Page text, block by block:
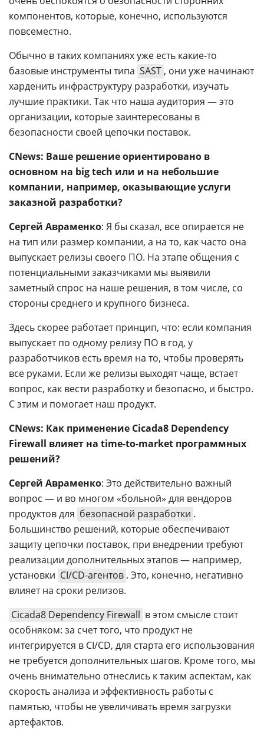
компонентов, которые, конечно, используются
повсеместно.
Обычно в таких компаниях уже есть какие-то
базовые инструменты типа SAST , они уже начинают
харденить инфраструктуру разработки, изучать
лучшие практики. Так что наша аудитория — это
организации, которые заинтересованы в
безопасности своей цепочки поставок.
CNews: Ваше решение ориентировано в
основном на big tech или и на небольшие
компании, например, оказывающие услуги
заказной разработки?
Сергей Авраменко: Я бы сказал, все опирается не
на тип или размер компании, а на то, как часто она
выпускает релизы своего ПО. На этапе общения с
потенциальными заказчиками мы выявили
заметный спрос на наше решения, в том числе, со
стороны среднего и крупного бизнеса.
Здесь скорее работает принцип, что: если компания
выпускает по одному релизу ПО в год, у
разработчиков есть время на то, чтобы проверять
все руками. Если же релизы выходят чаще, встает
вопрос, как вести разработку и безопасно, и быстро.
С этим и помогает наш продукт.
CNews: Как применение Cicada8 Dependency
Firewall влияет на time-to-market программных
решений?
Сергей Авраменко: Это действительно важный
вопрос — и во многом «больной» для вендоров
продуктов для безопасной разработки .
Большинство решений, которые обеспечивают
защиту цепочки поставок, при внедрении требуют
реализации дополнительных этапов — например,
установки CI/CD-агентов . Это, конечно, негативно
влияет на сроки релизов.
Cicada8 Dependency Firewall в этом смысле стоит
особняком: за счет того, что продукт не
интегрируется в СI/CD, для старта его использования
не требуется дополнительных шагов. Кроме того, мы
очень внимательно отнеслись к таким аспектам, как
скорость анализа и эффективность работы с
памятью, чтобы не увеличивать время загрузки
артефактов.